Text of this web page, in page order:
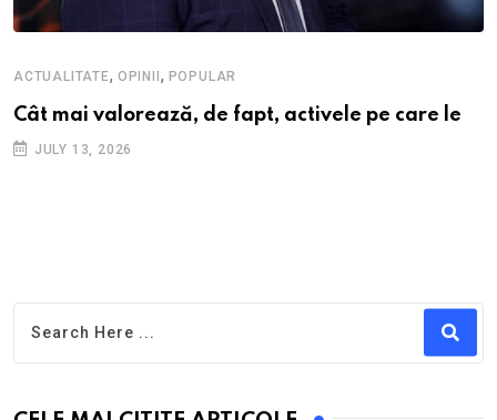
ACTUALITATE, OPINII, POPULAR
Cât mai valorează, de fapt, activele pe care le
JULY 13, 2026